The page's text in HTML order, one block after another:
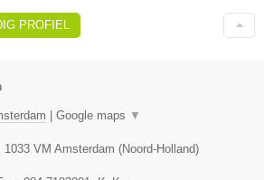
PROFIEL
Google maps ▼
1033 VM Amsterdam (Noord-Holland)